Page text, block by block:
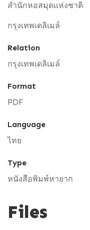
สำนักหอสมุดแห่งชาติ
กรุงเทพเดลิเมล์
Relation
กรุงเทพเดลิเมล์
Format
PDF
Language
ไทย
Type
หนังสือพิมพ์หายาก
Files